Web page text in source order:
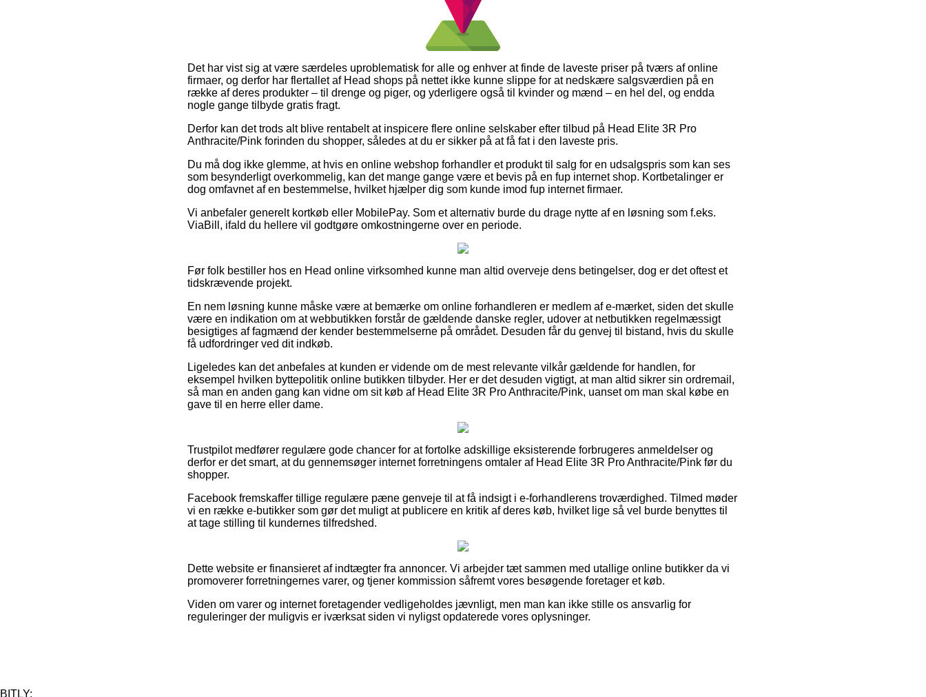
Det har vist sig at være særdeles uproblematisk for alle og enhver at finde de laveste priser på tværs af online
firmaer, og derfor har flertallet af Head shops på nettet ikke kunne slippe for at nedskære salgsværdien på en
række af deres produkter – til drenge og piger, og yderligere også til kvinder og mænd – en hel del, og endda
nogle gange tilbyde gratis fragt.
Derfor kan det trods alt blive rentabelt at inspicere flere online selskaber efter tilbud på Head Elite 3R Pro
Anthracite/Pink forinden du shopper, således at du er sikker på at få fat i den laveste pris.
Du må dog ikke glemme, at hvis en online webshop forhandler et produkt til salg for en udsalgspris som kan ses
som besynderligt overkommelig, kan det mange gange være et bevis på en fup internet shop. Kortbetalinger er
dog omfavnet af en bestemmelse, hvilket hjælper dig som kunde imod fup internet firmaer.
Vi anbefaler generelt kortkøb eller MobilePay. Som et alternativ burde du drage nytte af en løsning som f.eks.
ViaBill, ifald du hellere vil godtgøre omkostningerne over en periode.
Før folk bestiller hos en Head online virksomhed kunne man altid overveje dens betingelser, dog er det oftest et
tidskrævende projekt.
En nem løsning kunne måske være at bemærke om online forhandleren er medlem af e-mærket, siden det skulle
være en indikation om at webbutikken forstår de gældende danske regler, udover at netbutikken regelmæssigt
besigtiges af fagmænd der kender bestemmelserne på området. Desuden får du genvej til bistand, hvis du skulle
få udfordringer ved dit indkøb.
Ligeledes kan det anbefales at kunden er vidende om de mest relevante vilkår gældende for handlen, for
eksempel hvilken byttepolitik online butikken tilbyder. Her er det desuden vigtigt, at man altid sikrer sin ordremail,
så man en anden gang kan vidne om sit køb af Head Elite 3R Pro Anthracite/Pink, uanset om man skal købe en
gave til en herre eller dame.
Trustpilot medfører regulære gode chancer for at fortolke adskillige eksisterende forbrugeres anmeldelser og
derfor er det smart, at du gennemsøger internet forretningens omtaler af Head Elite 3R Pro Anthracite/Pink før du
shopper.
Facebook fremskaffer tillige regulære pæne genveje til at få indsigt i e-forhandlerens troværdighed. Tilmed møder
vi en række e-butikker som gør det muligt at publicere en kritik af deres køb, hvilket lige så vel burde benyttes til
at tage stilling til kundernes tilfredshed.
Dette website er finansieret af indtægter fra annoncer. Vi arbejder tæt sammen med utallige online butikker da vi
promoverer forretningernes varer, og tjener kommission såfremt vores besøgende foretager et køb.
Viden om varer og internet foretagender vedligeholdes jævnligt, men man kan ikke stille os ansvarlig for
reguleringer der muligvis er iværksat siden vi nyligst opdaterede vores oplysninger.
BITLY: